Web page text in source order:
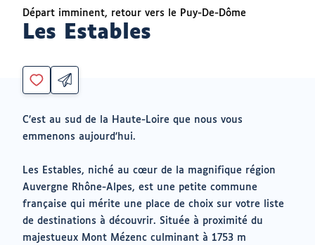
Départ imminent, retour vers le Puy-De-Dôme
Les Estables
Vous
être
pour
à
mes
envies
Partager
par
ouvrir
un
de
messagerie
C’est au sud de la Haute-Loire que nous vous
emmenons aujourd’hui.
Les Estables, niché au cœur de la magnifique région
Auvergne Rhône-Alpes, est une petite commune
française qui mérite une place de choix sur votre liste
de destinations à découvrir. Située à proximité du
majestueux Mont Mézenc culminant à 1753 m